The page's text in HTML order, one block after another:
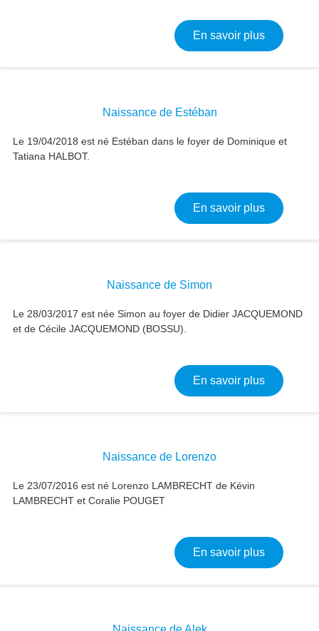
En savoir plussur
Naissance de Estéban
Le 19/04/2018 est né Estéban dans le foyer de Dominique et
Tatiana HALBOT.
En savoir plussur
Naissance de Simon
Le 28/03/2017 est née Simon au foyer de Didier JACQUEMOND
et de Cécile JACQUEMOND (BOSSU).
En savoir plussur
Naissance de Lorenzo
Le 23/07/2016 est né Lorenzo LAMBRECHT de Kévin
LAMBRECHT et Coralie POUGET
En savoir plussur